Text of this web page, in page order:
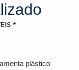
*
plástico